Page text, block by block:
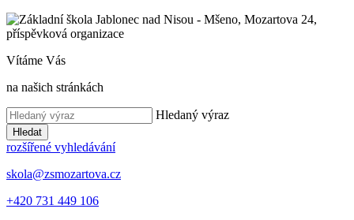
Vítáme Vás
na našich stránkách
Hledaný výraz
Hledat
rozšířené vyhledávání
skola@zsmozartova.cz
+420 731 449 106